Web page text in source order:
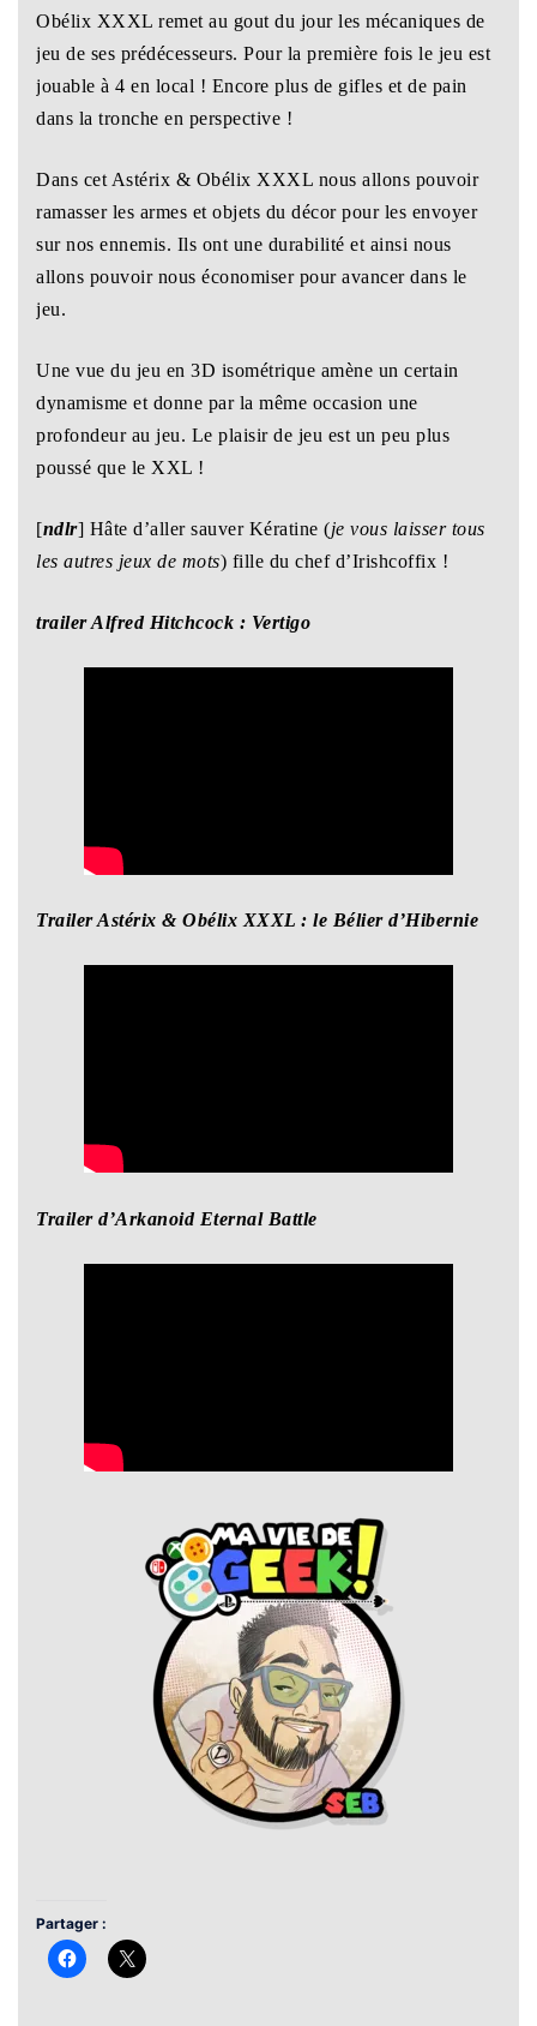
Obélix XXXL remet au gout du jour les mécaniques de
jeu de ses prédécesseurs. Pour la première fois le jeu est
jouable à 4 en local ! Encore plus de gifles et de pain
dans la tronche en perspective !
Dans cet Astérix & Obélix XXXL nous allons pouvoir
ramasser les armes et objets du décor pour les envoyer
sur nos ennemis. Ils ont une durabilité et ainsi nous
allons pouvoir nous économiser pour avancer dans le
jeu.
Une vue du jeu en 3D isométrique amène un certain
dynamisme et donne par la même occasion une
profondeur au jeu. Le plaisir de jeu est un peu plus
poussé que le XXL !
[ndlr] Hâte d’aller sauver Kératine (je vous laisser tous
les autres jeux de mots) fille du chef d’Irishcoffix !
trailer Alfred Hitchcock : Vertigo
Trailer Astérix & Obélix XXXL : le Bélier d’Hibernie
Trailer d’Arkanoid Eternal Battle
Partager :